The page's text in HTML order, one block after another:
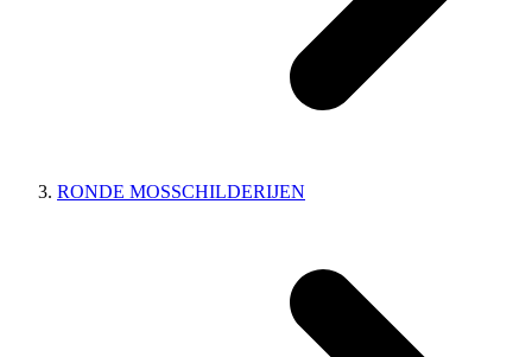
RONDE MOSSCHILDERIJEN